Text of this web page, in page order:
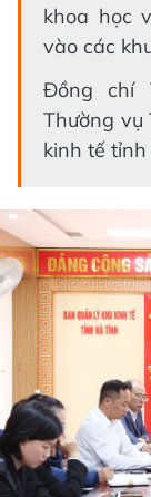
khoa học
vào các
Đồng chí
Thường vụ
kinh tế tỉnh